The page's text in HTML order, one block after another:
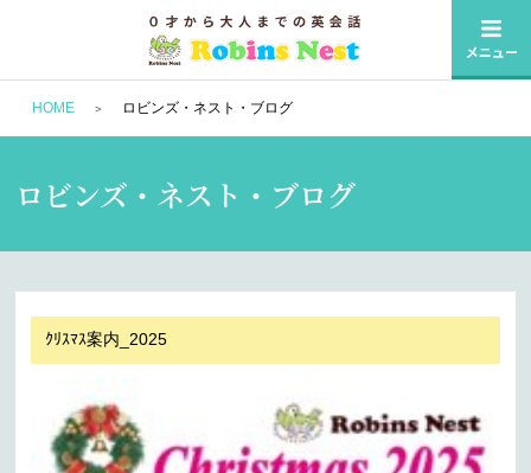
HOME ロビンズ・ネスト・ブログ
ロビンズ・ネスト・ブログ
ｸﾘｽﾏｽ案内_2025